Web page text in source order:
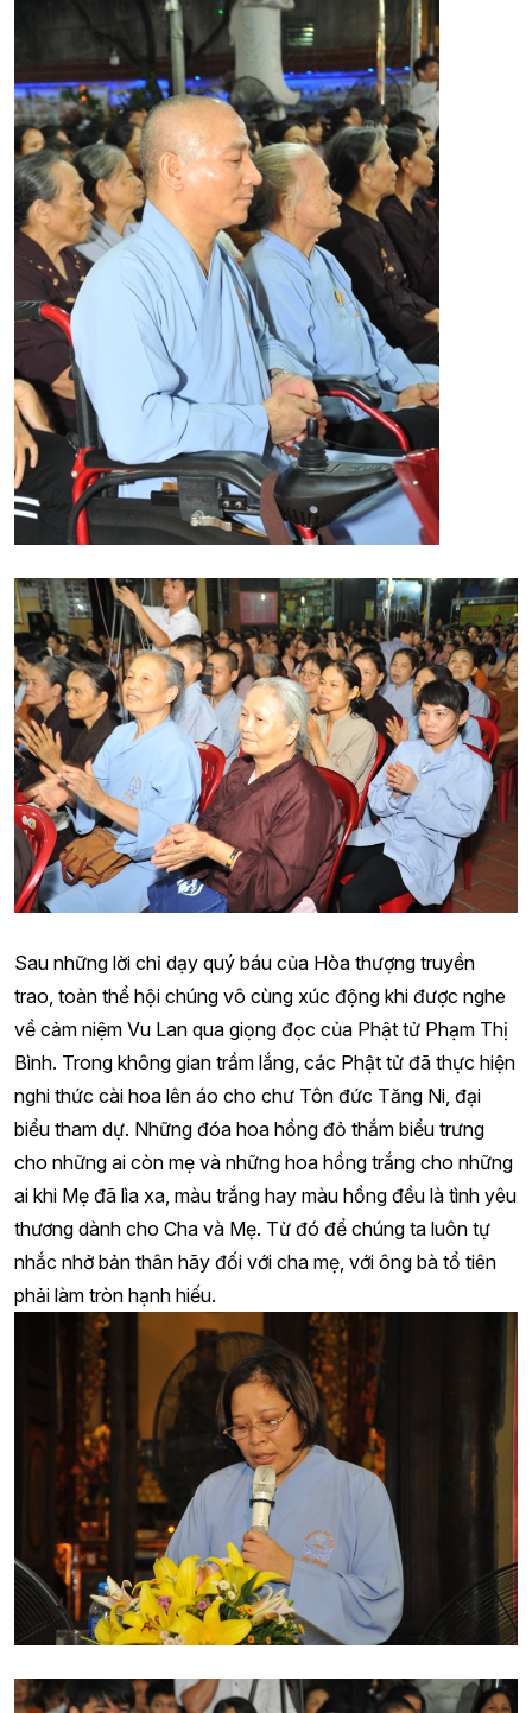
Sau những lời chỉ dạy quý báu của Hòa thượng truyền
trao, toàn thể hội chúng vô cùng xúc động khi được nghe
về cảm niệm Vu Lan qua giọng đọc của Phật tử Phạm Thị
Bình. Trong không gian trầm lắng, các Phật tử đã thực hiện
nghi thức cài hoa lên áo cho chư Tôn đức Tăng Ni, đại
biểu tham dự. Những đóa hoa hồng đỏ thắm biểu trưng
cho những ai còn mẹ và những hoa hồng trắng cho những
ai khi Mẹ đã lìa xa, màu trắng hay màu hồng đều là tình yêu
thương dành cho Cha và Mẹ. Từ đó để chúng ta luôn tự
nhắc nhở bản thân hãy đối với cha mẹ, với ông bà tổ tiên
phải làm tròn hạnh hiếu.